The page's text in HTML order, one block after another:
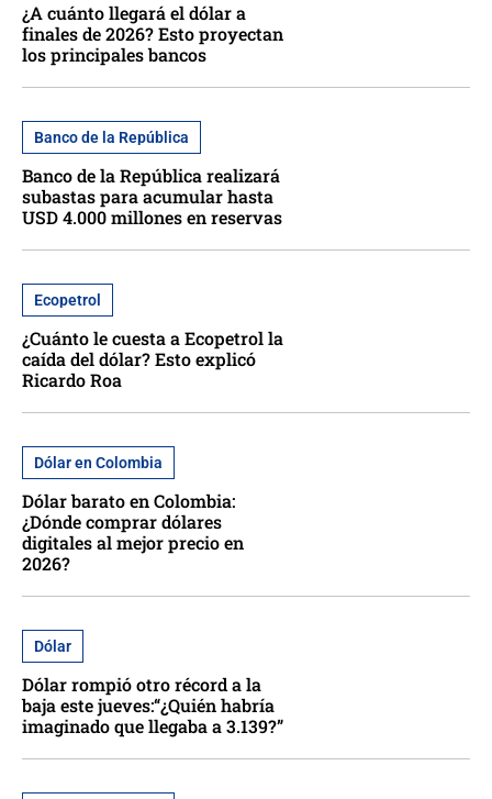
¿A cuánto llegará el dólar a
finales de 2026? Esto proyectan
los principales bancos
Banco de la República
Banco de la República realizará
subastas para acumular hasta
USD 4.000 millones en reservas
Ecopetrol
¿Cuánto le cuesta a Ecopetrol la
caída del dólar? Esto explicó
Ricardo Roa
Dólar en Colombia
Dólar barato en Colombia:
¿Dónde comprar dólares
digitales al mejor precio en
2026?
Dólar
Dólar rompió otro récord a la
baja este jueves:“¿Quién habría
imaginado que llegaba a 3.139?”